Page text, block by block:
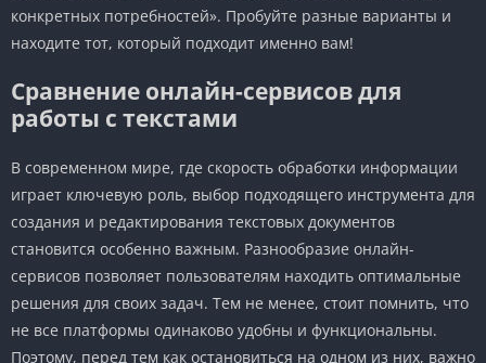
конкретных потребностей». Пробуйте разные варианты и
находите тот, который подходит именно вам!
Сравнение онлайн-сервисов для
работы с текстами
В современном мире, где скорость обработки информации
играет ключевую роль, выбор подходящего инструмента для
создания и редактирования текстовых документов
становится особенно важным. Разнообразие онлайн-
сервисов позволяет пользователям находить оптимальные
решения для своих задач. Тем не менее, стоит помнить, что
не все платформы одинаково удобны и функциональны.
Поэтому, перед тем как остановиться на одном из них, важно